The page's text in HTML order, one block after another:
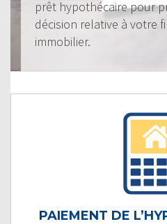
prêt hypothécaire pour
décision relative à votre
immobilier.
PAIEMENT DE